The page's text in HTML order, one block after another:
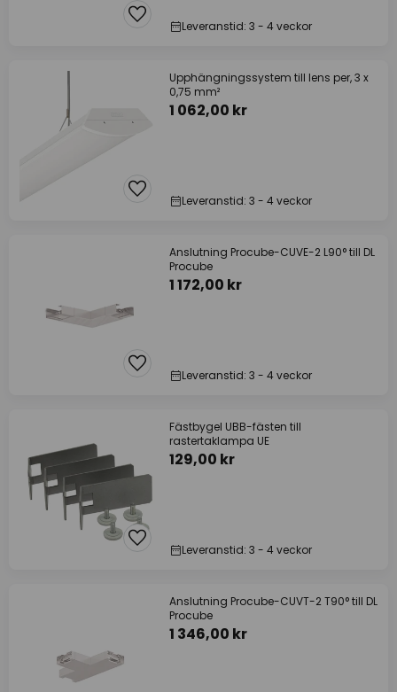
Leveranstid: 3 - 4 veckor
Upphängningssystem till lens per, 3 x
0,75 mm²
1 062,00 kr
Leveranstid: 3 - 4 veckor
Anslutning Procube-CUVE-2 L90° till DL
Procube
1 172,00 kr
Leveranstid: 3 - 4 veckor
Fästbygel UBB-fästen till
rastertaklampa UE
129,00 kr
Leveranstid: 3 - 4 veckor
Anslutning Procube-CUVT-2 T90° till DL
Procube
1 346,00 kr